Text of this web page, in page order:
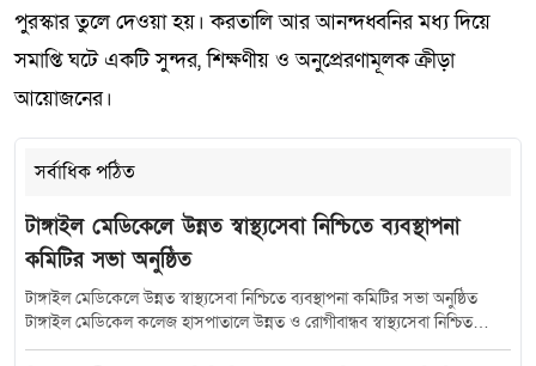
পুরস্কার তুলে দেওয়া হয়। করতালি আর আনন্দধ্বনির মধ্য দিয়ে
সমাপ্তি ঘটে একটি সুন্দর, শিক্ষণীয় ও অনুপ্রেরণামূলক ক্রীড়া
আয়োজনের।
সর্বাধিক পঠিত
টাঙ্গাইল মেডিকেলে উন্নত স্বাস্থ্যসেবা নিশ্চিতে ব্যবস্থাপনা
কমিটির সভা অনুষ্ঠিত
টাঙ্গাইল মেডিকেলে উন্নত স্বাস্থ্যসেবা নিশ্চিতে ব্যবস্থাপনা কমিটির সভা অনুষ্ঠিত
টাঙ্গাইল মেডিকেল কলেজ হাসপাতালে উন্নত ও রোগীবান্ধব স্বাস্থ্যসেবা নিশ্চিত
করতে হাসপাতাল ব্যবস্থাপনা কমিটির সমন্বয় সভা অনুষ্ঠিত হয়েছে। শুক্রবার (১০